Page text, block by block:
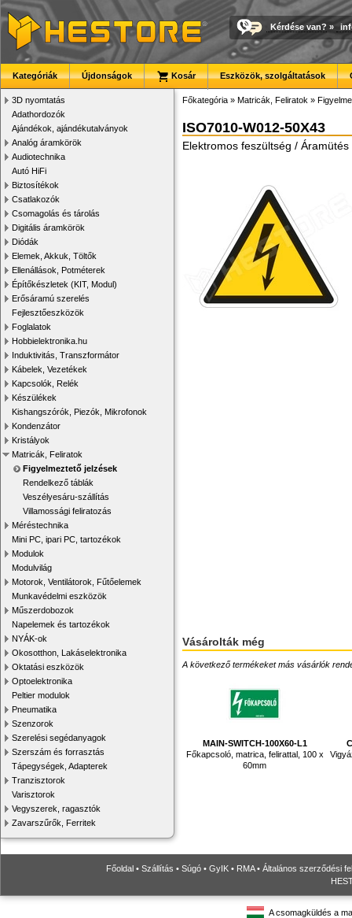
Kérdése van? »
Kategóriák Újdonságok Kosár Eszközök, szolgáltatások
3D nyomtatás
Adathordozók
Ajándékok, ajándékutalványok
Analóg áramkörök
Audiotechnika
Autó HiFi
Biztosítékok
Csatlakozók
Csomagolás és tárolás
Digitális áramkörök
Diódák
Elemek, Akkuk, Töltők
Ellenállások, Potméterek
Építőkészletek (KIT, Modul)
Erősáramú szerelés
Fejlesztőeszközök
Foglalatok
Hobbielektronika.hu
Induktivitás, Transzformátor
Kábelek, Vezetékek
Kapcsolók, Relék
Készülékek
Kishangszórók, Piezók, Mikrofonok
Kondenzátor
Kristályok
Matricák, Feliratok
Figyelmeztető jelzések
Rendelkező táblák
Veszélyesáru-szállítás
Villamossági feliratozás
Méréstechnika
Mini PC, ipari PC, tartozékok
Modulok
Modulvilág
Motorok, Ventilátorok, Fűtőelemek
Munkavédelmi eszközök
Műszerdobozok
Napelemek és tartozékok
NYÁK-ok
Okosotthon, Lakáselektronika
Oktatási eszközök
Optoelektronika
Peltier modulok
Pneumatika
Szenzorok
Szerelési segédanyagok
Szerszám és forrasztás
Tápegységek, Adapterek
Tranzisztorok
Varisztorok
Vegyszerek, ragasztók
Zavarszűrők, Ferritek
Főkategória » Matricák, Feliratok »
ISO7010-W012-50X43
Elektromos feszültség /
Vásárolták még
A következő termékeket más vásárlók
MAIN-SWITCH-100X60-L1
Főkapcsoló, matrica, felirattal, 100 x
60mm
Főoldal • Szállítás • Súgó • GyIK • RMA• Általános szerződési
A csomagküldés a